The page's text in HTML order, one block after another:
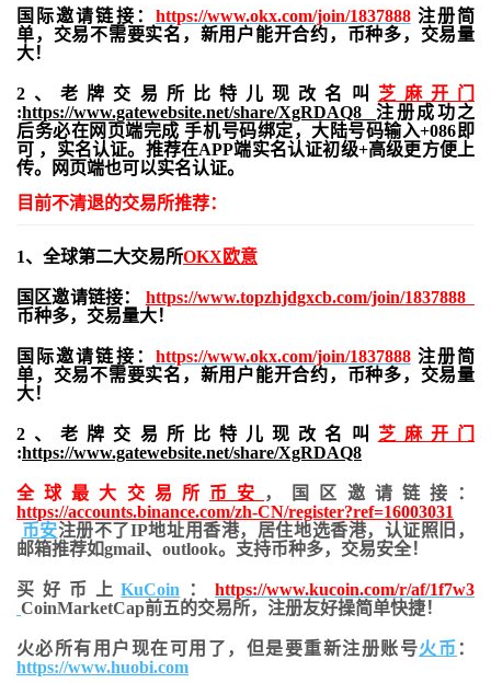
国际邀请链接： https://www.okx.com/join/1837888注册简
单，交易不需要实名，新用户能开合约， 币种多，交易量
大！
2、老牌交易所比特儿现改名叫 芝麻开门
:https://www.gatewebsite.net/share/XgRDAQ8 注册成功之
后务必在网页端完成 手机号码绑定，大陆号码输入+086即
可 ，实名认证。推荐在APP端实名认证初级+高级更方便上
传。网页端也可以实名认证。
目前不清退的交易所推荐：
1、全球第二大交易所OKX欧意
国区邀请链接： https://www.topzhjdgxcb.com/join/1837888
币种多，交易量大！
国际邀请链接： https://www.okx.com/join/1837888注册简
单，交易不需要实名，新用户能开合约， 币种多，交易量
大！
2、老牌交易所比特儿现改名叫 芝麻开门
:https://www.gatewebsite.net/share/XgRDAQ8
全球最大交易所 币安
，国区邀请链接：
https://accounts.binance.com/zh-CN/register?ref=16003031
币安注册不了IP地址用香港，居住地选香港，认证照旧，
邮箱推荐如gmail、outlook。支持币种多，交易安全！
买好币上KuCoin ：https://www.kucoin.com/r/af/1f7w3
CoinMarketCap前五的交易所，注册友好操简单快捷！
火必所有用户现在可用了，但是要重新注册账号火币 ：
https://www.huobi.com